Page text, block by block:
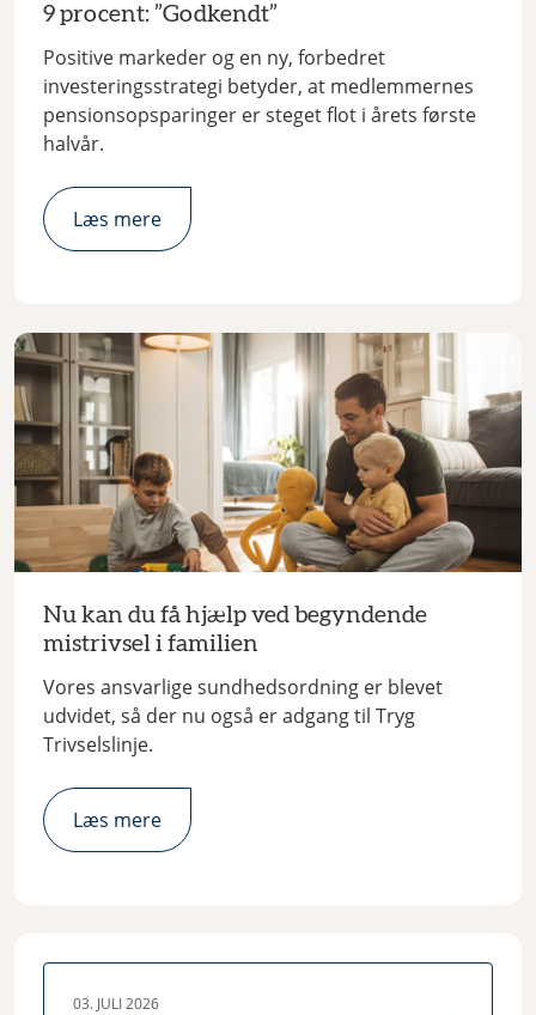
9 procent: ”Godkendt”
Positive markeder og en ny, forbedret
investeringsstrategi betyder, at medlemmernes
pensionsopsparinger er steget flot i årets første
halvår.
Læs mere
Nu kan du få hjælp ved begyndende
mistrivsel i familien
Vores ansvarlige sundhedsordning er blevet
udvidet, så der nu også er adgang til Tryg
Trivselslinje.
Læs mere
03. JULI 2026